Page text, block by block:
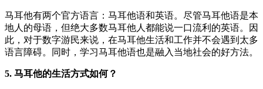
马耳他有两个官方语言：马耳他语和英语。尽管马耳他语是本
地人的母语，但绝大多数马耳他人都能说一口流利的英语。因
此，对于数字游民来说，在马耳他生活和工作并不会遇到太多
语言障碍。同时，学习马耳他语也是融入当地社会的好方法。
5. 马耳他的生活方式如何？